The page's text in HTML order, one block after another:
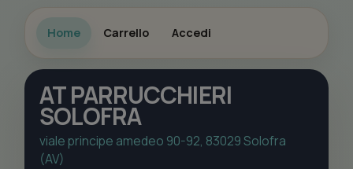
Home Carrello Accedi
AT PARRUCCHIERI
SOLOFRA
viale principe amedeo 90-92, 83029 Solofra
(AV)